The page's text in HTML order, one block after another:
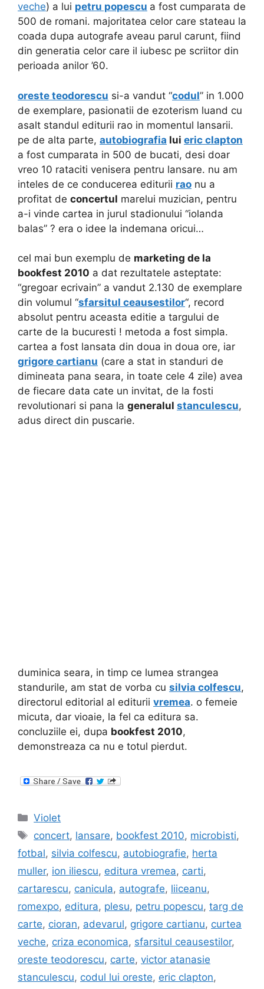
veche) a lui petru popescu a fost cumparata de
500 de romani. majoritatea celor care stateau la
coada dupa autografe aveau parul carunt, fiind
din generatia celor care il iubesc pe scriitor din
perioada anilor ’60.
oreste teodorescu si-a vandut “codul” in 1.000
de exemplare, pasionatii de ezoterism luand cu
asalt standul editurii rao in momentul lansarii.
pe de alta parte, autobiografia lui eric clapton
a fost cumparata in 500 de bucati, desi doar
vreo 10 rataciti venisera pentru lansare. nu am
inteles de ce conducerea editurii rao nu a
profitat de concertul marelui muzician, pentru
a-i vinde cartea in jurul stadionului “iolanda
balas” ? era o idee la indemana oricui…
cel mai bun exemplu de marketing de la
bookfest 2010 a dat rezultatele asteptate:
“gregoar ecrivain” a vandut 2.130 de exemplare
din volumul “sfarsitul ceausestilor“, record
absolut pentru aceasta editie a targului de
carte de la bucuresti ! metoda a fost simpla.
cartea a fost lansata din doua in doua ore, iar
grigore cartianu (care a stat in standuri de
dimineata pana seara, in toate cele 4 zile) avea
de fiecare data cate un invitat, de la fosti
revolutionari si pana la generalul stanculescu,
adus direct din puscarie.
duminica seara, in timp ce lumea strangea
standurile, am stat de vorba cu silvia colfescu,
directorul editorial al editurii vremea. o femeie
micuta, dar vioaie, la fel ca editura sa.
concluziile ei, dupa bookfest 2010,
demonstreaza ca nu e totul pierdut.
Categories
Violet
Tags
concert, lansare, bookfest 2010, microbisti,
fotbal, silvia colfescu, autobiografie, herta
muller, ion iliescu, editura vremea, carti,
cartarescu, canicula, autografe, liiceanu,
romexpo, editura, plesu, petru popescu, targ de
carte, cioran, adevarul, grigore cartianu, curtea
veche, criza economica, sfarsitul ceausestilor,
oreste teodorescu, carte, victor atanasie
stanculescu, codul lui oreste, eric clapton,